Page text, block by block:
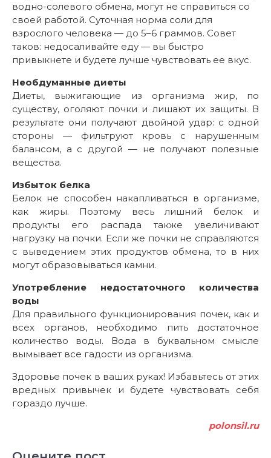
водно-солевого обмена, могут не справиться со
своей работой. Суточная норма соли для
взрослого человека — до 5–6 граммов. Совет
таков: недосаливайте еду — вы быстро
привыкнете и будете лучше чувствовать ее вкус.
Необдуманные диеты
Диеты, выжигающие из организма жир, по
существу, оголяют почки и лишают их защиты. В
результате они получают двойной удар: с одной
стороны — фильтруют кровь с нарушенным
балансом, а с другой — не получают полезные
вещества.
Избыток белка
Белок не способен накапливаться в организме,
как жиры. Поэтому весь лишний белок и
продукты его распада также увеличивают
нагрузку на почки. Если же почки не справляются
с выведением этих продуктов обмена, то в них
могут образовываться камни.
Употребление недостаточного количества
воды
Для правильного функционирования почек, как и
всех органов, необходимо пить достаточное
количество воды. Вода в буквальном смысле
вымывает все гадости из организма.
Здоровье почек в ваших руках! Избавьтесь от этих
вредных привычек и будете чувствовать себя
гораздо лучше.
polonsil.ru